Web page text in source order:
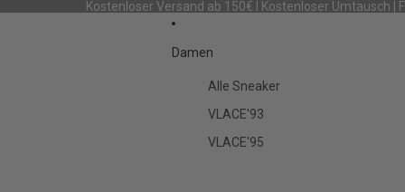
Kostenloser Versand ab 150€ I Kostenloser Umtausch |
Damen
Alle Sneaker
VLACE'93
VLACE'95